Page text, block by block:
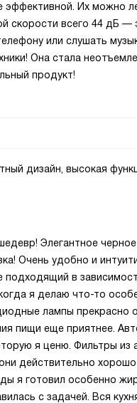
Их можно
скорости всего 44 дБ —
или слушать
Она стала
продукт!
дизайн, высокая
Элегантное
Очень удобно и
в
я делаю что-то
лампы прекрасно
пищи еще приятнее.
я ценю. Фильтры из
действительно
я готовил особенно
с задачей. Вся